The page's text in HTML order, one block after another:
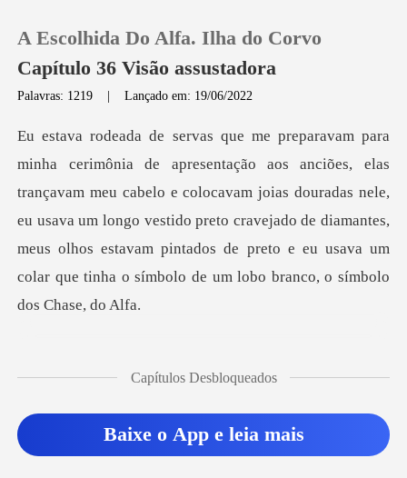
0
A Escolhida Do Alfa. Ilha do Corvo
Capítulo 36 Visão assustadora
Palavras: 1219 |Lançado em: 19/06/2022
eu cabelo e colocavam joias douradas nele,
eu usava um longo vestido preto cravejado de diamantes,
meus olhos es
Capítulos Desbloqueados
Baixe o App e leia mais